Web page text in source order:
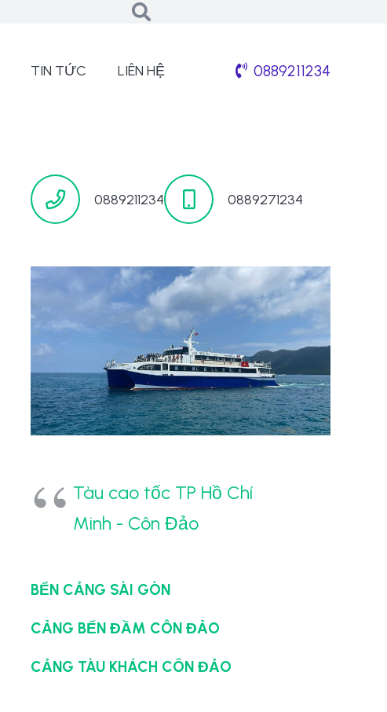
TIN TỨC LIÊN HỆ 0889211234
0889211234 0889271234
Tàu cao tốc TP Hồ Chí
Minh - Côn Đảo
BẾN CẢNG SÀI GÒN
CẢNG BẾN ĐẦM CÔN ĐẢO
CẢNG TÀU KHÁCH CÔN ĐẢO